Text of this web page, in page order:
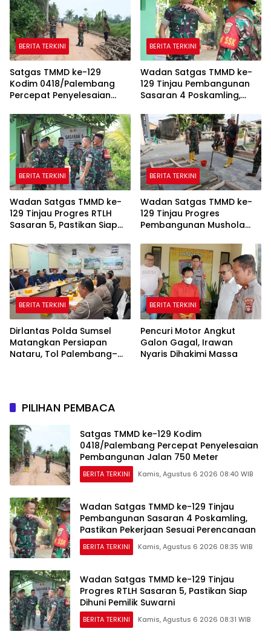
BERITA TERKINI
Satgas TMMD ke-129
Kodim 0418/Palembang
Percepat Penyelesaian
Meter
BERITA TERKINI
Wadan Satgas TMMD ke-
129 Tinjau Pembangunan
Sasaran 4 Poskamling,
Perencanaan
BERITA TERKINI
Wadan Satgas TMMD ke-
129 Tinjau Progres RTLH
Sasaran 5, Pastikan Siap
BERITA TERKINI
Wadan Satgas TMMD ke-
129 Tinjau Progres
Pembangunan Mushola
BERITA TERKINI
Dirlantas Polda Sumsel
Matangkan Persiapan
Nataru, Tol Palembang–
BERITA TERKINI
Pencuri Motor Angkut
Galon Gagal, Irawan
Nyaris Dihakimi Massa
PILIHAN PEMBACA
Satgas TMMD ke-129 Kodim
0418/Palembang Percepat Penyelesaian
Pembangunan Jalan 750 Meter
BERITA TERKINI Kamis, Agustus 6 2026 08:40 WIB
Wadan Satgas TMMD ke-129 Tinjau
Pembangunan Sasaran 4 Poskamling,
Pastikan Pekerjaan Sesuai Perencanaan
BERITA TERKINI Kamis, Agustus 6 2026 08:35 WIB
Wadan Satgas TMMD ke-129 Tinjau
Progres RTLH Sasaran 5, Pastikan Siap
Dihuni Pemilik Suwarni
BERITA TERKINI Kamis, Agustus 6 2026 08:31 WIB